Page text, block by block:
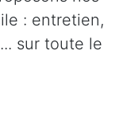
: entretien,
sur toute le